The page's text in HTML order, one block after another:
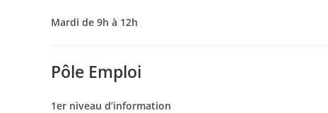
Mardi de 9h à 12h
Pôle Emploi
1er niveau d’information